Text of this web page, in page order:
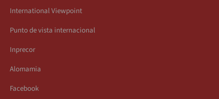
International Viewpoint
Punto de vista internacional
Inprecor
Alomamia
Facebook